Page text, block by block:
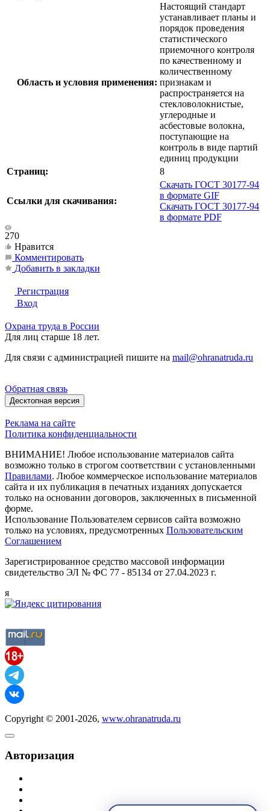
Область и условия применения:
Настоящий стандарт
устанавливает планы и
порядок проведения
статистического
приемочного контроля
по качественному и
количественному
признакам и
распространяется на
стекловолокнистые,
углеродные и
асбестовые волокна,
поступающие на
контроль в виде партий
единиц продукции
Страниц:
8
Ссылки для скачивания:
Скачать ГОСТ 30177-94
в формате GIF
Скачать ГОСТ 30177-94
в формате PDF
270
Нравится
Комментировать
Добавить в закладки
Регистрация
Вход
Охрана труда в России
Для лиц старше 18 лет.
Для связи с администрацией пишите на mail@ohranatruda.ru
Обратная связь
Десктопная версия
Реклама на сайте
Политика конфиденциальности
ВНИМАНИЕ! Любое использование материалов сайта
возможно только в строгом соответствии с установленными
Правилами. Любое коммерческое использование материалов
сайта и их публикация в печатных изданиях допускается
только на основании договоров, заключенных в письменной
форме.
Использование Пользователем сервисов сайта возможно
только на условиях, предусмотренных Пользовательским
Соглашением
Зарегистрированное средство массовой информации
свидетельство ЭЛ № ФС 77 - 85134 от 27.04.2023 г.
я
Copyright © 2001-2026, www.ohranatruda.ru
Авторизация